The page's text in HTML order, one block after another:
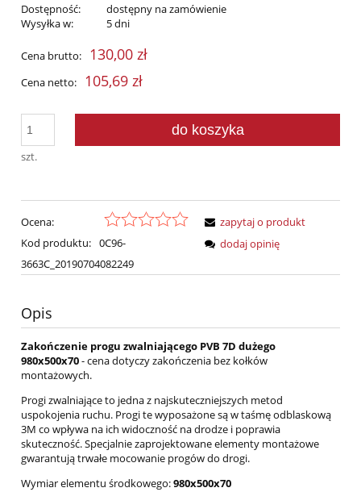
Dostępność:
dostępny na zamówienie
Wysyłka w:
5 dni
Cena brutto: 130,00 zł
Cena netto: 105,69 zł
szt.
do koszyka
Ocena:
Kod produktu: 0C96-
3663C_20190704082249
zapytaj o produkt
dodaj opinię
Opis
Zakończenie progu zwalniającego PVB 7D dużego
980x500x70- cena dotyczy zakończenia bez kołków
montażowych.
Progi zwalniające to jedna z najskuteczniejszych metod
uspokojenia ruchu. Progi te wyposażone są w taśmę odblaskową
3M co wpływa na ich widoczność na drodze i poprawia
skuteczność. Specjalnie zaprojektowane elementy montażowe
gwarantują trwałe mocowanie progów do drogi.
Wymiar elementu środkowego:980x500x70